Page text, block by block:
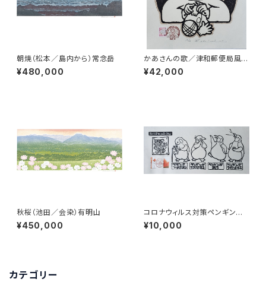
朝焼（松本／島内から）常念岳
¥480,000
かあさんの歌／津和郵便局風景
印原画（円）
¥42,000
秋桜（池田／会染）有明山
¥450,000
コロナウィルス対策ペンギンさ
ん World Penguin day Part1
¥10,000
カテゴリー